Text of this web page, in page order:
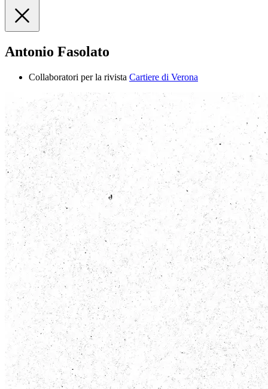
Antonio Fasolato
Collaboratori per la rivista Cartiere di Verona